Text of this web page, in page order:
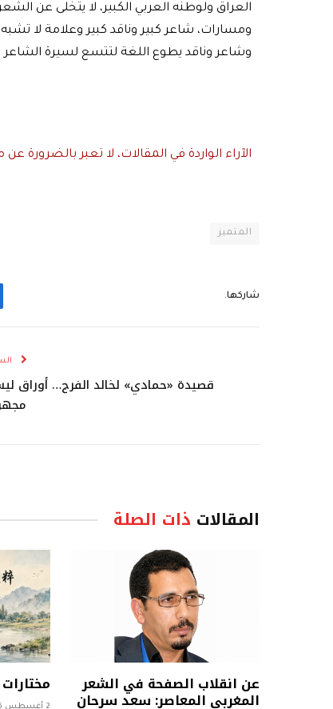
العراق ولوطنه العربي الكبير، لا يتخلى عن
ومسارات، شاعر كبير وناقد كبير وعلامة لا
وشاعر وناقد يطوع اللغة لتتسع لسيرة
الآراء الواردة في المقالات، لا تعبر بالضرورة
المتميز
شاركها.
قصيدة «حمادي» لخالد الفرج… أوراق
المقالات ذات الصلة
عن انقلاب الصفحة في الشعر
المغربي المعاصر: سعد سرحان 2 أغسطس 2026